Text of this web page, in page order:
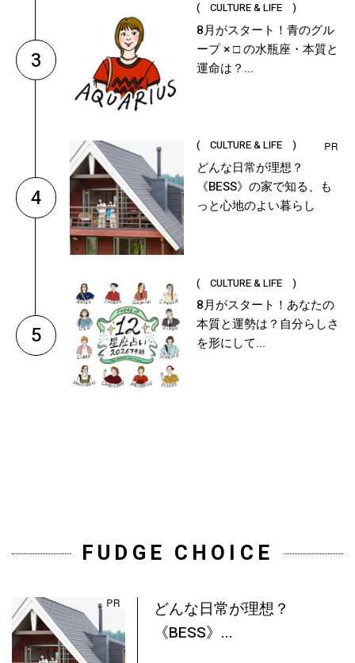
3
( CULTURE & LIFE )
8月がスタート！青のグル
ープ × □ の水瓶座・本質と
運命は？...
4
( CULTURE & LIFE )
どんな日常が理想？
《BESS》の家で知る、も
っと心地のよい暮らし
5
( CULTURE & LIFE )
8月がスタート！あなたの
本質と運勢は？自分らしさ
を形にして...
FUDGE CHOICE
どんな日常が理想？
《BESS》...